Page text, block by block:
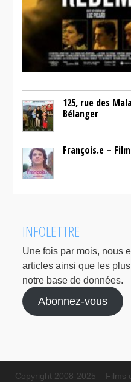
125, rue des
Bélanger
François.e –
INFOLETTRE
Une fois par mois, nous
articles ainsi que les
notre base de données.
Abonnez-vous
Copyright 2008-2025 – Films